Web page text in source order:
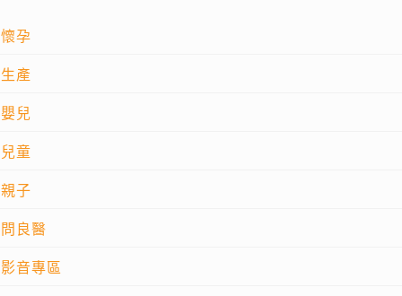
懷孕
生產
嬰兒
兒童
親子
問良醫
影音專區